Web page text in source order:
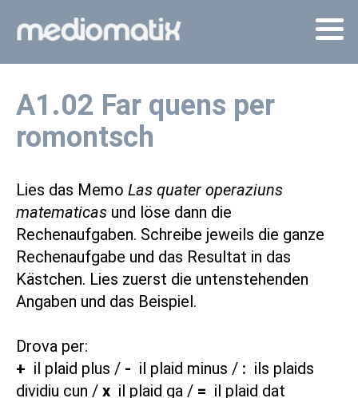
A1.02 Far quens per
romontsch
Lies das Memo Las quater operaziuns
matematicas und löse dann die
Rechenaufgaben. Schreibe jeweils die ganze
Rechenaufgabe und das Resultat in das
Kästchen. Lies zuerst die untenstehenden
Angaben und das Beispiel.
Drova per:
+ il plaid plus / - il plaid minus / : ils plaids
dividiu cun / x il plaid ga / = il plaid dat